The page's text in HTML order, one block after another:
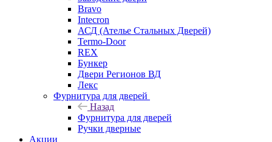
Bravo
Intecron
АСД (Ателье Стальных Дверей)
Termo-Door
REX
Бункер
Двери Регионов ВД
Лекс
Фурнитура для дверей
Назад
Фурнитура для дверей
Ручки дверные
Акции